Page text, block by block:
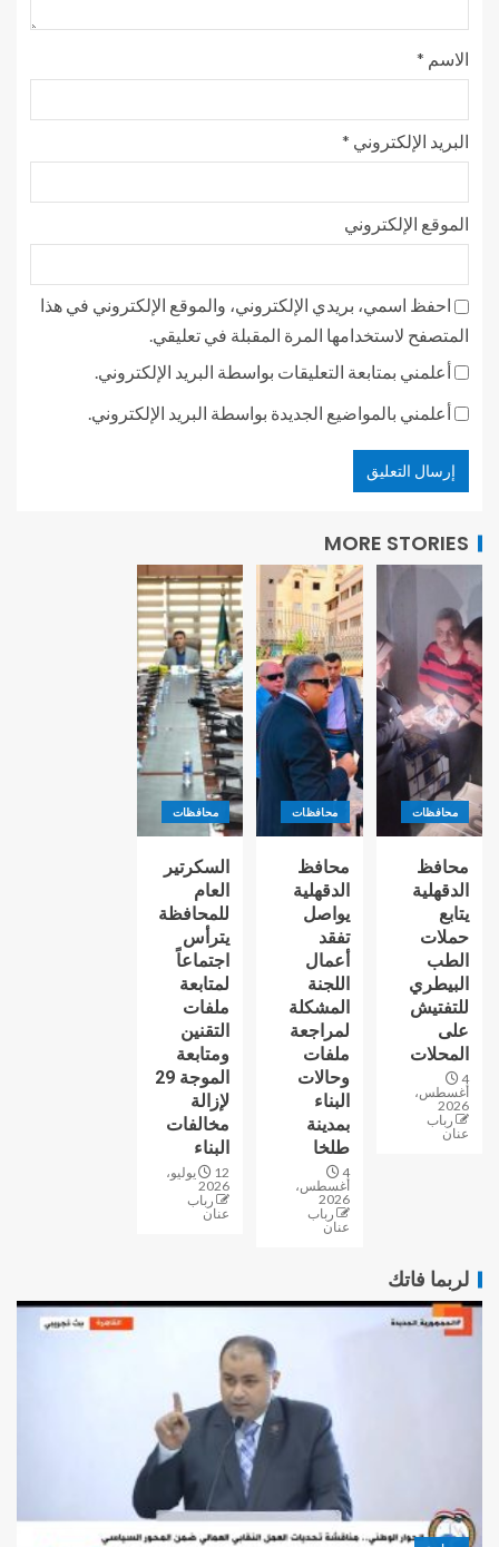
الاسم *
البريد الإلكتروني *
الموقع الإلكتروني
احفظ اسمي، بريدي الإلكتروني، والموقع الإلكتروني في هذا
المتصفح لاستخدامها المرة المقبلة في تعليقي.
أعلمني بمتابعة التعليقات بواسطة البريد الإلكتروني.
أعلمني بالمواضيع الجديدة بواسطة البريد الإلكتروني.
MORE STORIES
محافظات
محافظ
الدقهلية
يتابع
حملات
الطب
البيطري
للتفتيش
على
المحلات
4
أغسطس،
2026
رباب
عنان
محافظات
محافظ
الدقهلية
يواصل
تفقد
أعمال
اللجنة
المشكلة
لمراجعة
ملفات
وحالات
البناء
بمدينة
طلخا
4
أغسطس،
2026
رباب
عنان
محافظات
السكرتير
العام
للمحافظة
يترأس
اجتماعاً
لمتابعة
ملفات
التقنين
ومتابعة
الموجة 29
لإزالة
مخالفات
البناء
12 يوليو،
2026
رباب
عنان
لربما فاتك